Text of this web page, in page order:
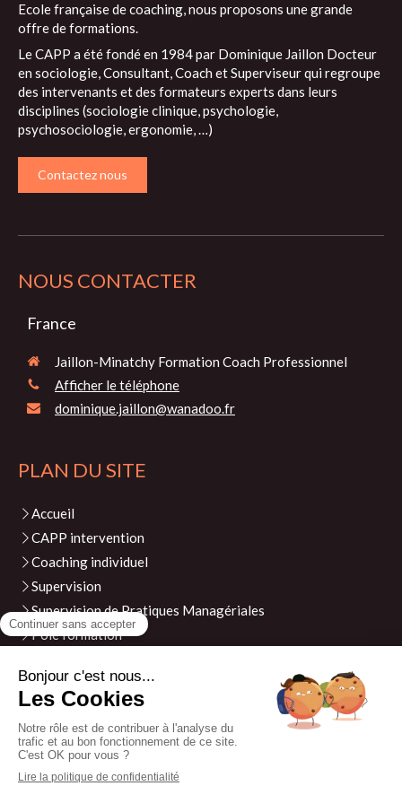
Ecole française de coaching, nous proposons une grande
offre de formations.
Le CAPP a été fondé en 1984 par Dominique Jaillon Docteur
en sociologie, Consultant, Coach et Superviseur qui regroupe
des intervenants et des formateurs experts dans leurs
disciplines (sociologie clinique, psychologie,
psychosociologie, ergonomie, …)
Contactez nous
NOUS CONTACTER
France
Jaillon-Minatchy Formation Coach Professionnel
Afficher le téléphone
dominique.jaillon@wanadoo.fr
PLAN DU SITE
Accueil
CAPP intervention
Coaching individuel
Supervision
Supervision de Pratiques Managériales
Pôle formation
Actualités
Contact
Plan du site